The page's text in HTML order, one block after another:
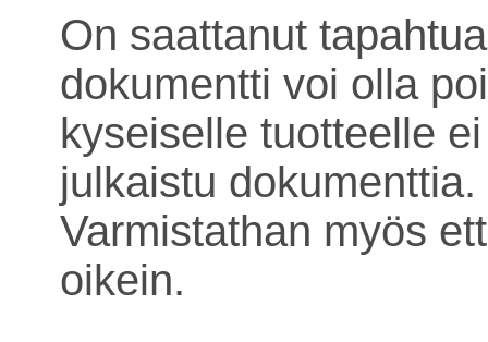
On saattanut
dokumentti voi olla
kyseiselle tuotteelle
julkaistu dokumenttia.
Varmistathan myös
oikein.